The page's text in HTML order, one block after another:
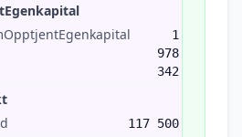
1
978
342
117 500